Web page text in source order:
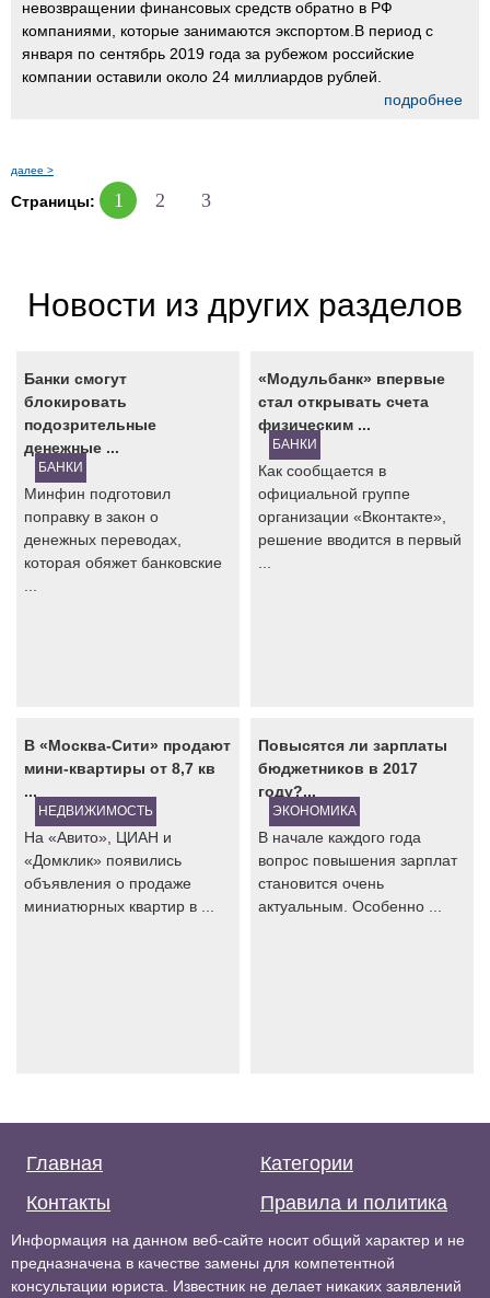
невозвращении финансовых средств обратно в РФ
компаниями, которые занимаются экспортом.В период с
января по сентябрь 2019 года за рубежом российские
компании оставили около 24 миллиардов рублей.
подробнее
далее >
Страницы: 1 2 3
Новости из других разделов
Банки смогут
блокировать
подозрительные
денежные ...
БАНКИ
Минфин подготовил
поправку в закон о
денежных переводах,
которая обяжет банковские
«Модульбанк» впервые
стал открывать счета
физическим ...
БАНКИ
Как сообщается в
официальной группе
организации «Вконтакте»,
решение вводится в первый
В «Москва-Сити» продают
мини-квартиры от 8,7 кв
...
НЕДВИЖИМОСТЬ
На «Авито», ЦИАН и
«Домклик» появились
объявления о продаже
миниатюрных квартир в ...
Повысятся ли зарплаты
бюджетников в 2017
году?...
ЭКОНОМИКА
В начале каждого года
вопрос повышения зарплат
становится очень
актуальным. Особенно ...
Главная
Категории
Контакты
Правила и политика
Информация на данном веб-сайте носит общий характер и не
предназначена в качестве замены для компетентной
консультации юриста. Известник не делает никаких заявлений